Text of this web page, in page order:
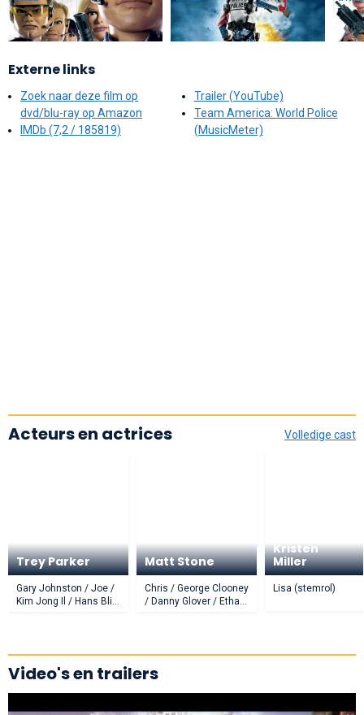
Externe links
Zoek naar deze film op
dvd/blu-ray op Amazon
IMDb (7,2 / 185819)
Trailer (YouTube)
Team America: World Police
(MusicMeter)
Volledige cast
Acteurs en actrices
Trey Parker
Gary Johnston / Joe /
Kim Jong Il / Hans Blix
Michael Moore / Helen
Hunt / Susan Sarandon
(stemrol)
Matt Stone
Chris / George Clooney
/ Danny Glover / Ethan
Kristen
Miller
Lisa (stemrol)
Video's en trailers